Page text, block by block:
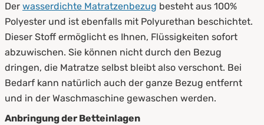
Der wasserdichte Matratzenbezug besteht aus 100%
Polyester und ist ebenfalls mit Polyurethan beschichtet.
Dieser Stoff ermöglicht es Ihnen, Flüssigkeiten sofort
abzuwischen. Sie können nicht durch den Bezug
dringen, die Matratze selbst bleibt also verschont. Bei
Bedarf kann natürlich auch der ganze Bezug entfernt
und in der Waschmaschine gewaschen werden.
Anbringung der Betteinlagen